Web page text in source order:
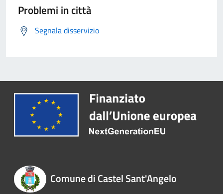
Problemi in città
Segnala disservizio
Comune di Castel Sant'Angelo